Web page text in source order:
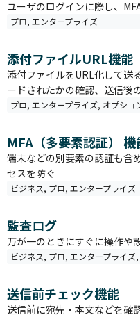
ユーザのログインに際し、
プロ, エンタープライズ
添付ファイルURL機能
添付ファイルをURL化して送
ードされたかの確認、送信後
プロ, エンタープライズ, オプショ
MFA（多要素認証） 機
端末などの別要素の認証も含
セスを防ぐ
ビジネス, プロ, エンタープライズ
監査ログ
万が一のときにすぐに操作や
ビジネス, プロ, エンタープライズ,
送信前チェック機能
送信前に宛先・本文などを確